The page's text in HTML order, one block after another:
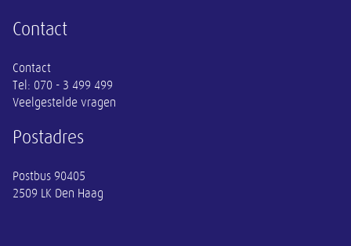
Contact
Contact
Tel: 070 - 3 499 499
Veelgestelde vragen
Postadres
Postbus 90405
2509 LK Den Haag